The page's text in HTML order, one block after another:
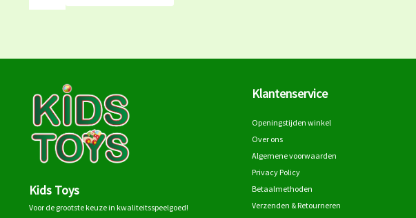
Kids Toys
Voor de grootste keuze in kwaliteitsspeelgoed!
Klantenservice
Openingstijden winkel
Over ons
Algemene voorwaarden
Privacy Policy
Betaalmethoden
Verzenden & Retourneren